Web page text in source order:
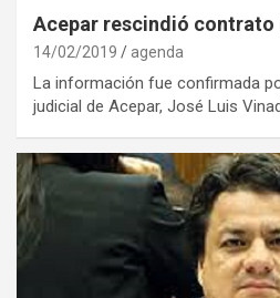
Acepar rescindió contrato
14/02/2019 agenda
La información fue confirmada
judicial de Acepar, José Luis